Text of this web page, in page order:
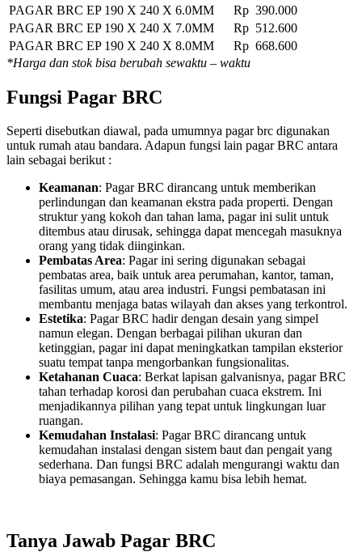
PAGAR BRC EP 190 X 240 X 6.0MM
Rp 390.000
PAGAR BRC EP 190 X 240 X 7.0MM
Rp 512.600
PAGAR BRC EP 190 X 240 X 8.0MM
Rp 668.600
*Harga dan stok bisa berubah sewaktu – waktu
Fungsi Pagar BRC
Seperti disebutkan diawal, pada umumnya pagar brc digunakan
untuk rumah atau bandara. Adapun fungsi lain pagar BRC antara
lain sebagai berikut :
Keamanan: Pagar BRC dirancang untuk memberikan
perlindungan dan keamanan ekstra pada properti. Dengan
struktur yang kokoh dan tahan lama, pagar ini sulit untuk
ditembus atau dirusak, sehingga dapat mencegah masuknya
orang yang tidak diinginkan.
Pembatas Area: Pagar ini sering digunakan sebagai
pembatas area, baik untuk area perumahan, kantor, taman,
fasilitas umum, atau area industri. Fungsi pembatasan ini
membantu menjaga batas wilayah dan akses yang terkontrol.
Estetika: Pagar BRC hadir dengan desain yang simpel
namun elegan. Dengan berbagai pilihan ukuran dan
ketinggian, pagar ini dapat meningkatkan tampilan eksterior
suatu tempat tanpa mengorbankan fungsionalitas.
Ketahanan Cuaca: Berkat lapisan galvanisnya, pagar BRC
tahan terhadap korosi dan perubahan cuaca ekstrem. Ini
menjadikannya pilihan yang tepat untuk lingkungan luar
ruangan.
Kemudahan Instalasi: Pagar BRC dirancang untuk
kemudahan instalasi dengan sistem baut dan pengait yang
sederhana. Dan fungsi BRC adalah mengurangi waktu dan
biaya pemasangan. Sehingga kamu bisa lebih hemat.
Tanya Jawab Pagar BRC